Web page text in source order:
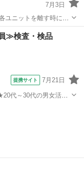
7月3日
ユニットを離す時に、
れました。 古いものな
ただければと存じま
具
≫検査・検品
提携サイト 7月21日
代～30代の男女活躍